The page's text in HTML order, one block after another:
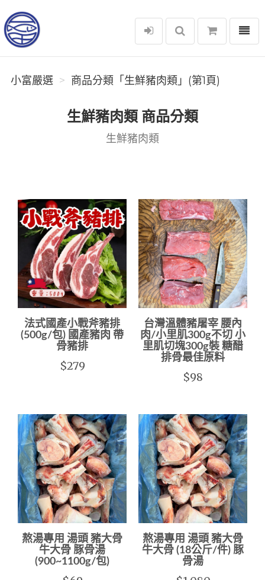
小富嚴選
選單
小富嚴選 商品分類「生鮮豬肉類」(第1頁)
生鮮豬肉類 商品分類
生鮮豬肉類
法式國產小戰斧豬排
(500g/包) 國產豬肉 帶
骨豬排
$279
台灣溫體豬屠宰 腰內
肉/小里肌300g不切 小
里肌切塊300g裝 糖醋
排骨最佳原料
$98
熬湯專用 湯頭 豬大骨
牛大骨 豚骨湯
(900~1100g/包)
熬湯專用 湯頭 豬大骨
牛大骨 (18公斤/件) 豚
骨湯